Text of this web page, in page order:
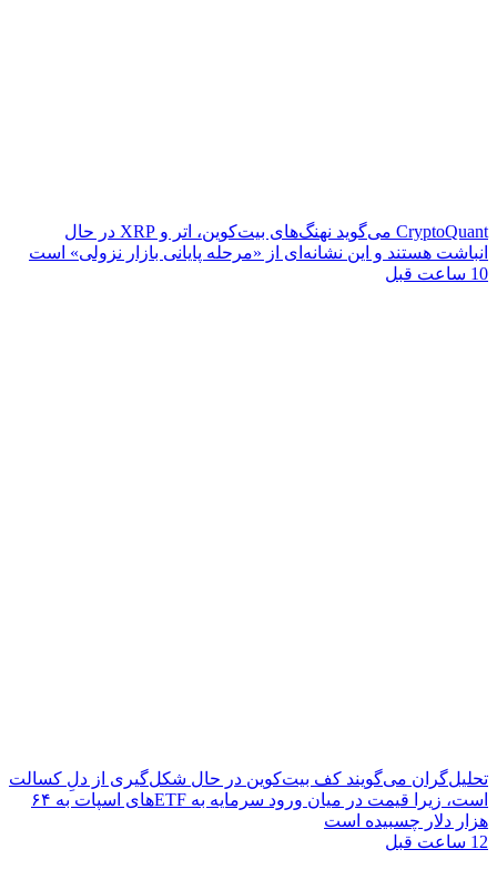
CryptoQuant می‌گوید نهنگ‌های بیت‌کوین، اتر و XRP در حال
انباشت هستند و این نشانه‌ای از «مرحله پایانی بازار نزولی» است
10 ساعت قبل
تحلیل‌گران می‌گویند کف بیت‌کوین در حال شکل‌گیری از دلِ کسالت
است، زیرا قیمت در میان ورود سرمایه به ETFهای اسپات به ۶۴
هزار دلار چسبیده است
12 ساعت قبل